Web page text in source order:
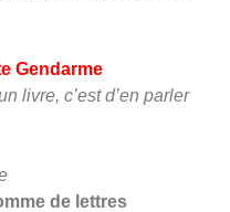
Gendarme
livre, c’est d’en parler
de lettres